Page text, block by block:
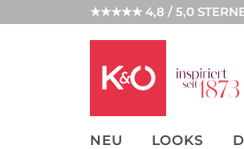
★★★★★ 4,8 / 5,0
NEU LOOKS
UNSERE APP
CLICK &